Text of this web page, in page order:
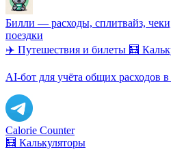
Билли — расходы, сплитвайз,
поездки
✈️ Путешествия и билеты 🧮
AI-бот для учёта общих расходов в
Calorie Counter
🧮 Калькуляторы